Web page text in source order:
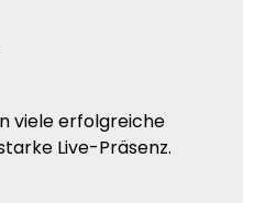
viele erfolgreiche
Live-Präsenz.